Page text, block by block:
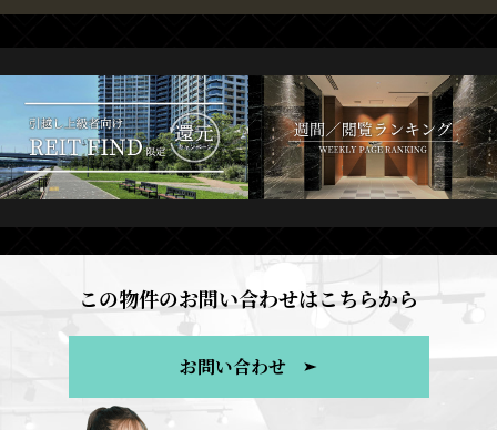
この物件のお問い合わせはこちらから
お問い合わせ